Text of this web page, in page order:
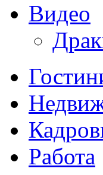
Видео
Работа